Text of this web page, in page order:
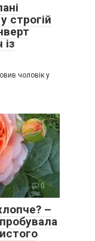
строгій
чоловік у
0
–